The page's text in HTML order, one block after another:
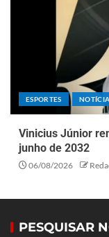
ESPORTES
Vinicius Júnior
junho de 2032
06/08/2026
PESQUISAR